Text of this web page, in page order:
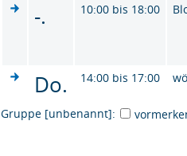
-. 10:00 bis 18:00
Do. 14:00 bis 17:00
Gruppe [unbenannt]: